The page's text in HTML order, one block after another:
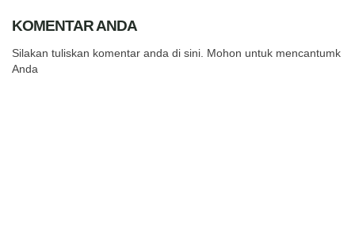
KOMENTAR ANDA
Silakan tuliskan komentar anda di sini. Mohon untuk
Anda